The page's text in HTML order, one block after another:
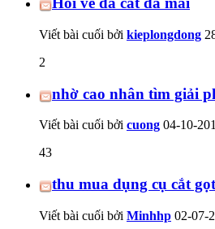
Viết bài cuối bởi kieplongdong
2
nhờ cao nhân tìm giải
Viết bài cuối bởi cuong 04-10-
43
thu mua dụng cụ cắt
Viết bài cuối bởi Minhhp 02-07-